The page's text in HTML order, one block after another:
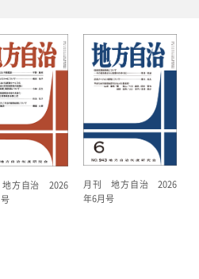
方自治 2026
月刊 地方自治 2026
年6月号